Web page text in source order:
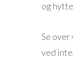
og
Se
ved